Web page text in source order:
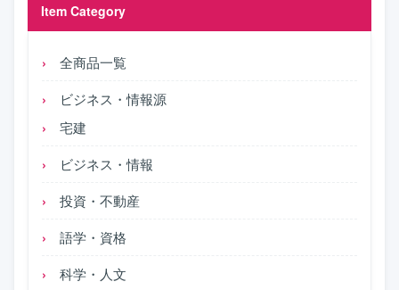
Item Category
全商品一覧
ビジネス・情報源
宅建
ビジネス・情報
投資・不動産
語学・資格
科学・人文